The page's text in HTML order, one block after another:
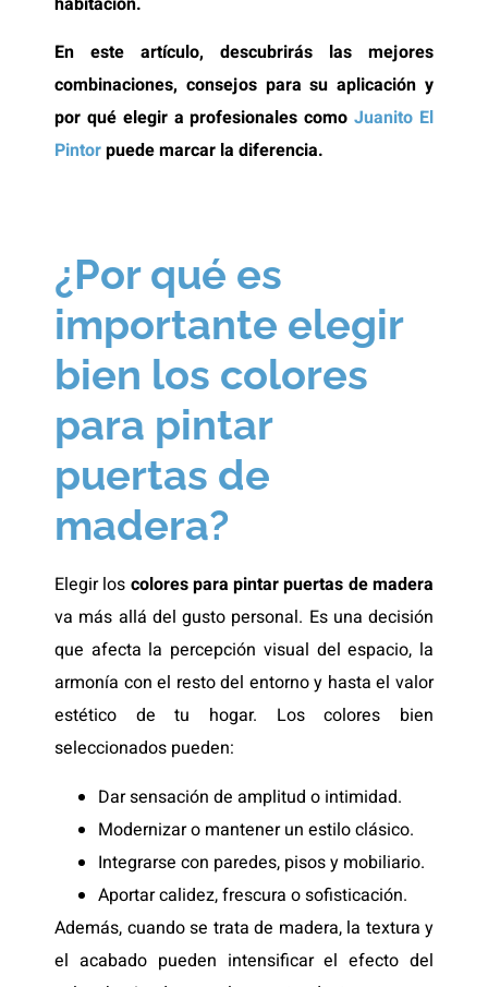
En este artículo, descubrirás las mejores
combinaciones, consejos para su aplicación y
por qué elegir a profesionales comoJuanito El
Pintorpuede marcar la diferencia.
¿Por qué es
importante elegir
bien los colores
para pintar
puertas de
madera?
Elegir los colores para pintar puertas de madera
va más allá del gusto personal. Es una decisión
que afecta la percepción visual del espacio, la
armonía con el resto del entorno y hasta el valor
estético de tu hogar. Los colores bien
seleccionados pueden:
Dar sensación de amplitud o intimidad.
Modernizar o mantener un estilo clásico.
Integrarse con paredes, pisos y mobiliario.
Aportar calidez, frescura o sofisticación.
Además, cuando se trata de madera, la textura y
el acabado pueden intensificar el efecto del